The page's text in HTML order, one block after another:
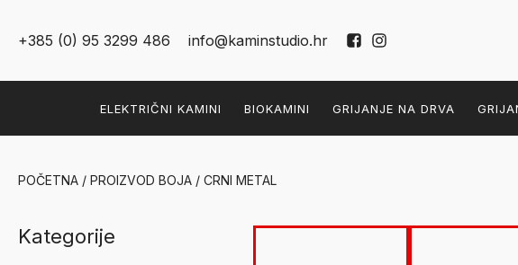
+385 (0) 95 3299 486 info@kaminstudio.hr
ELEKTRIČNI KAMINI BIOKAMINI GRIJANJE NA DRVA
POČETNA / PROIZVOD BOJA / CRNI METAL
Kategorije